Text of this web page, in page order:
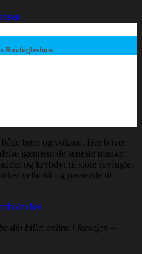
Rovfugleshow
børn og voksne. Her bliver
igennem de seneste mange
og krybdyr til store rovfugle.
velholdt og passende til
her
din billet online i forvejen –